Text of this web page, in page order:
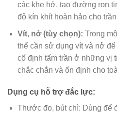
các khe hở, tạo đường ron
độ kín khít hoàn hảo cho
Vít, nở (tùy chọn): Trong
thể cần sử dụng vít và nở
cố định tấm trần ở những vị
chắc chắn và ổn định cho
Dụng cụ hỗ trợ đắc lực:
Thước đo, bút chì: Dùng để